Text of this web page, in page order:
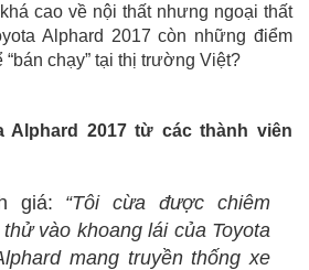
cao về nội thất nhưng ngoại thất
Alphard 2017 còn những điểm
chạy” tại thị trường Việt?
Alphard 2017 từ các thành viên
giá: “Tôi cừa được chiêm
vào khoang lái của Toyota
mang truyền thống xe